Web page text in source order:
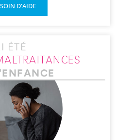
D'AIDE
ÉTÉ